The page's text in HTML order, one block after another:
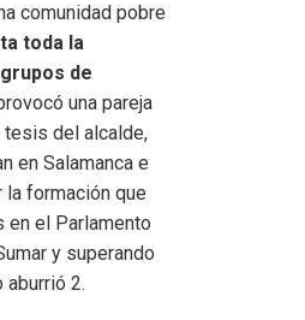
comunidad pobre
toda la
de
una pareja
del alcalde,
en Salamanca e
la formación que
el Parlamento
y superando
2.